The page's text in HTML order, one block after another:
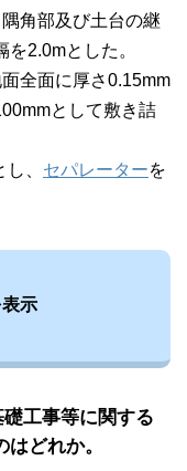
角部及び土台の継
を2.0mとした。
全面に厚さ0.15mm
として敷き詰
、 セパレーターを
示
礎工事等に関する
どれか。